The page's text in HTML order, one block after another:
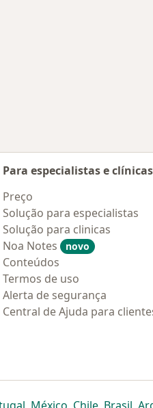
Para especialistas e clínicas
Preço
Solução para especialistas
Solução para clinicas
Noa Notes
novo
Conteúdos
Termos de uso
Alerta de segurança
Central de Ajuda para
separador
num novo separador
abre num novoabre num novo
abre num